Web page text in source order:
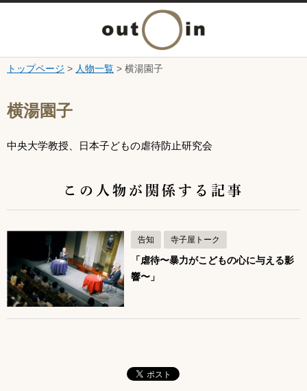
本文へ
ニ
ュ
ー
を
く
トップページ > 人物一覧 > 横湯園子
横湯園子
中央大学教授、日本子どもの虐待防止研究会
この人物が関係する記事
告知 寺子屋トーク
「虐待〜暴力がこどもの心に与える影
響〜」